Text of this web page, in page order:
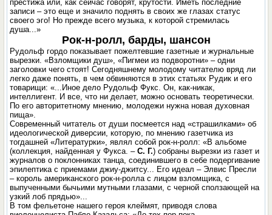
престижа или, как сейчас говорят, крутости. Иметь последние
записи – это еще и значило поднять в своих же глазах статус
своего эго! Но прежде всего музыка, к которой стремилась
душа...»
Рок-н-ролл, барды, шансон
Рудольф гордо показывает пожелтевшие газетные и журнальные
вырезки. «Взломщики душ», «Пигмеи из подворотни» – одни
заголовки чего стоят! Сегодняшнему молодому читателю вряд ли
легко даже понять, в чем обвиняются в этих статьях Рудик и его
товарищи: «...Иное дело Рудольф Фукс. Он, как-никак,
интеллигент. И все, что ни делает, можно основать теоретически.
По его авторитетному мнению, молодежи нужна новая духовная
пища».
Современный читатель от души посмеется над «страшилками» об
идеологической диверсии, которую, по мнению газетчика из
тогдашней «Литературки», являл собой рок-н-ролл: «В альбоме
(коллекция, найденная у Фукса. –С. Г.) собраны вырезки из газет и
журналов о поклонниках танца, соединившего в себе подергивание
эпилептика с приемами джиу-джитсу... Его идеал – Элвис Пресли
– король американского рок-н-ролла с лицом взломщика, с
выпученными бычьими мутными глазами, с черной сползающей на
узкий лоб прядью»...
В том фельетоне нашего героя клеймят, приводя слова